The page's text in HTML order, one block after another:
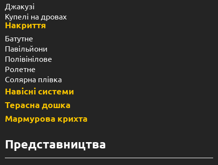
Джакузі
Купелі на дровах
Накриття
Батутне
Павільйони
Полівінілове
Ролетне
Солярна плівка
Навісні системи
Терасна дошка
Мармурова крихта
Представництва